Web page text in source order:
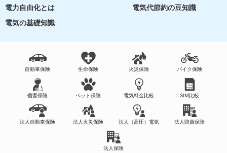
電力自由化とは
電気代節約の豆知識
電気の基礎知識
自動車保険 生命保険 火災保険 バイク保険
傷害保険 ペット保険 電気料金比較 SIM比較
法人自動車保険 法人火災保険 法人（高圧）電気 法人賠責保険
法人保険